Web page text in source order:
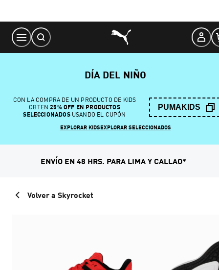
Content
DÍA DEL NIÑO
CON LA COMPRA DE UN PRODUCTO DE KIDS
OBTEN 25% OFF EN PRODUCTOS
SELECCIONADOSUSANDO EL CUPÓN
PUMAKIDS
EXPLORAR KIDSEXPLORAR SELECCIONADOS
ENVÍO EN 48 HRS. PARA LIMA Y CALLAO*
Volver a Skyrocket